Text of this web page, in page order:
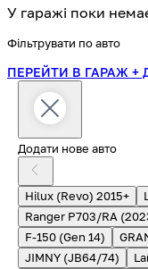
У гаражі поки
Фільтрувати по авто
ПЕРЕЙТИ В ГАРАЖ +
Додати нове авто
Hilux (Revo) 2015+
Ranger P703/RA
F-150 (Gen 14)
JIMNY (JB64/74)